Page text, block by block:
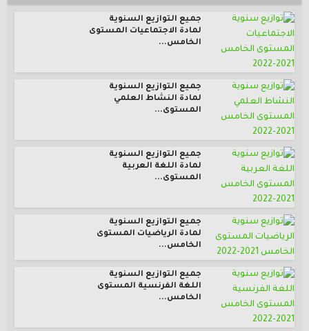
جميع التوازيع السنوية
لمادة الاجتماعيات المستوى
الخامس...
جميع التوازيع السنوية
لمادة النشاط العلمي
المستوى...
جميع التوازيع السنوية
لمادة اللغة العربية
المستوى...
جميع التوازيع السنوية
لمادة الرياضيات المستوى
الخامس...
جميع التوازيع السنوية
اللغة الفرنسية المستوى
الخامس...